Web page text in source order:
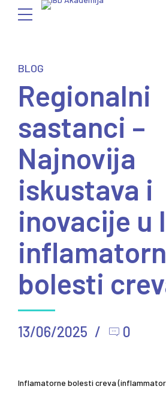
BLOG
Regionalni
sastanci –
Najnovija
iskustava i
inovacije u
bolesti
13/06/2025 0
Inflamatorne bolesti creva